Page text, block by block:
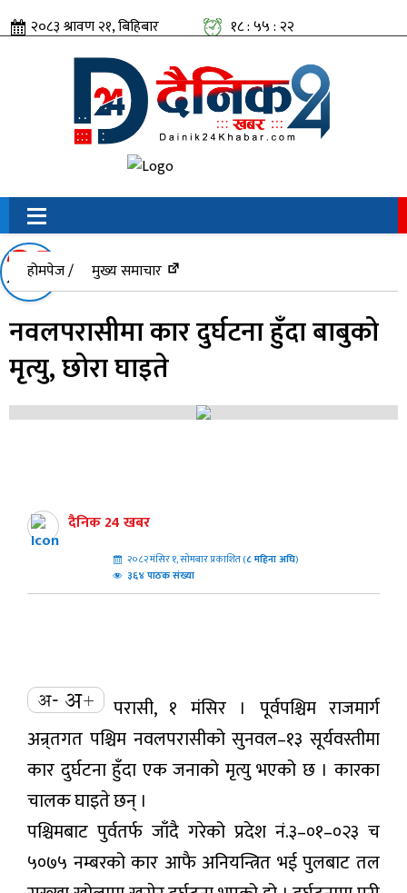
२०८३ श्रावण २१, बिहिबार
१८ : ५५ : २२
सामाजिक संजालतिर:
होमपेज / मुख्य समाचार
नवलपरासीमा कार दुर्घटना हुँदा बाबुको
मृत्यु, छोरा घाइते
दैनिक 24 खबर
२०८२ मंसिर १, सोमबार प्रकाशित (८महिना अघि)
३६४ पाठक संख्या
परासी, १ मंसिर । पूर्वपश्चिम राजमार्ग
अन्र्तगत पश्चिम नवलपरासीको सुनवल–१३ सूर्यवस्तीमा
कार दुर्घटना हुँदा एक जनाको मृत्यु भएको छ । कारका
चालक घाइते छन् ।
पश्चिमबाट पुर्वतर्फ जाँदै गरेको प्रदेश नं.३–०१–०२३ च
५०७५ नम्बरको कार आफै अनियन्त्रित भई पुलबाट तल